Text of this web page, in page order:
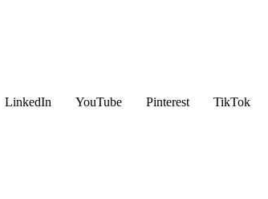
LinkedIn YouTube Pinterest TikTok